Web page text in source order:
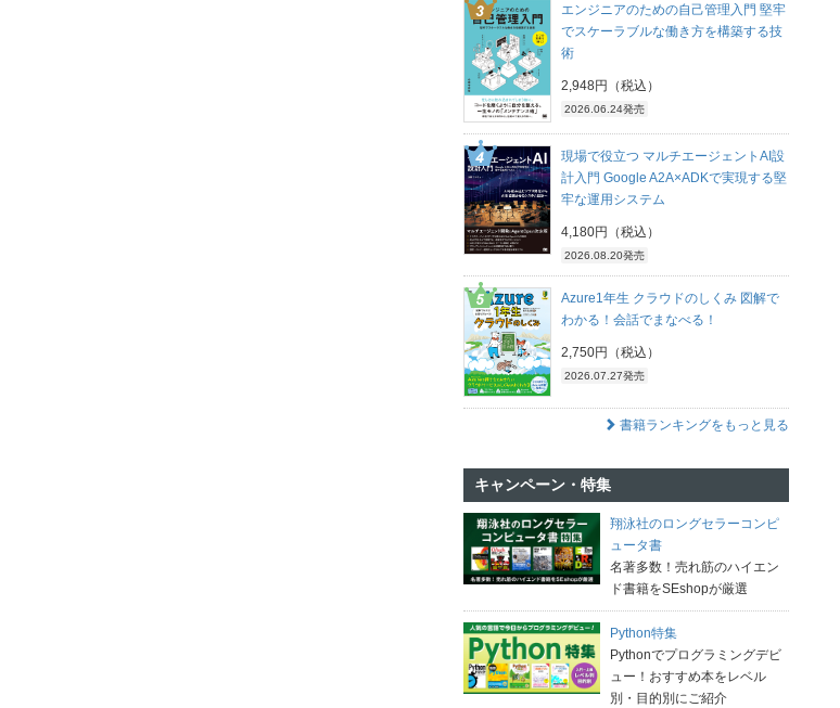
エンジニアのための自己管理入門 堅牢
でスケーラブルな働き方を構築する技
術
2,948円（税込）
2026.06.24発売
現場で役立つ マルチエージェントAI設
計入門 Google A2A×ADKで実現する堅
牢な運用システム
4,180円（税込）
2026.08.20発売
Azure1年生 クラウドのしくみ 図解で
わかる！会話でまなべる！
2,750円（税込）
2026.07.27発売
書籍ランキングをもっと見る
キャンペーン・特集
翔泳社のロングセラーコンピ
ュータ書
名著多数！売れ筋のハイエン
ド書籍をSEshopが厳選
Python特集
Pythonでプログラミングデビ
ュー！おすすめ本をレベル
別・目的別にご紹介